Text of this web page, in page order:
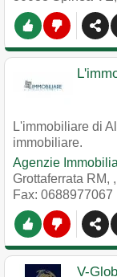
L'immobiliare di
immobiliare.
Agenzie
Grottaferrata RM, ,
Fax: 0688977067
V-